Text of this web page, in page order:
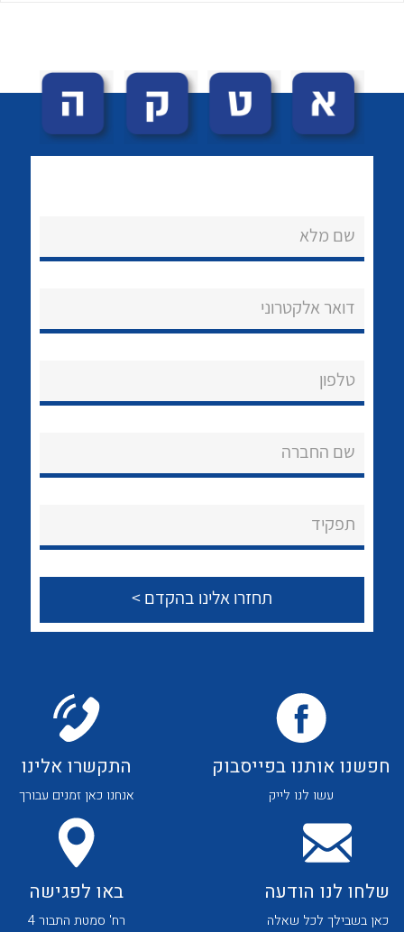
שאלות ותשובות
לכל מוצרי היצרן לכל מוצרי היצרן
לכל מוצרי היצרן לכל מוצרי היצרן
לכל מוצרי היצרן לכל מוצרי היצרן
שם מלא
דואר אלקטרוני
טלפון
שם החברה
תפקיד
חפשנו אותנו בפייסבוק
עשו לנו לייק
התקשרו אלינו
אנחנו כאן זמנים עבורך
שלחו לנו הודעה
כאן בשבילך לכל שאלה
באו לפגישה
רח' סמטת התבור 4